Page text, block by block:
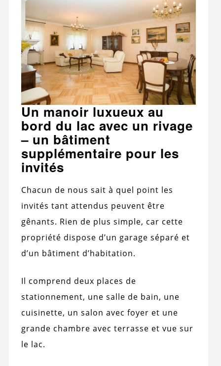
Un manoir luxueux au
bord du lac avec un rivage
– un bâtiment
supplémentaire pour les
invités
Chacun de nous sait à quel point les
invités tant attendus peuvent être
gênants. Rien de plus simple, car cette
propriété dispose d’un garage séparé et
d’un bâtiment d’habitation.
Il comprend deux places de
stationnement, une salle de bain, une
cuisinette, un salon avec foyer et une
grande chambre avec terrasse et vue sur
le lac.